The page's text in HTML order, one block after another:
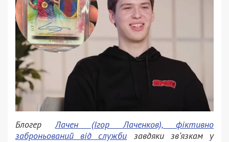
БлогерЛачен (Ігор Лаченков), фіктивно
заброньований від служби завдяки звʼязкам у